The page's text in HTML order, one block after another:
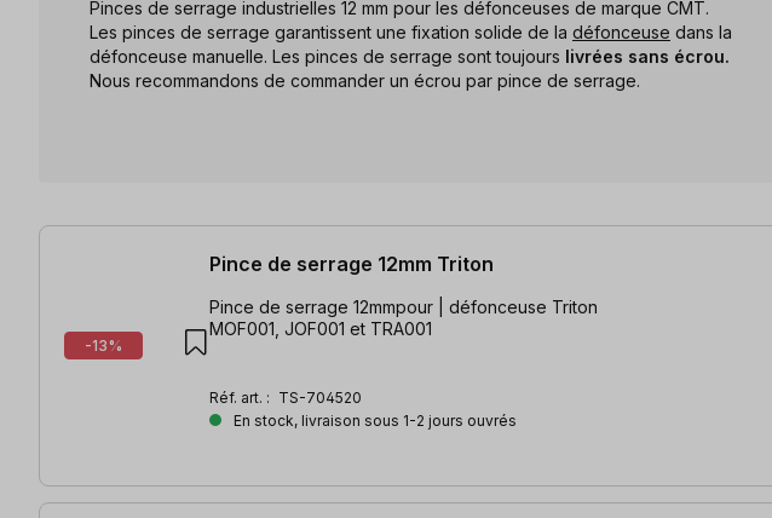
Pinces de serrage industrielles 12 mm pour les défonceuses de marque CMT.
Les pinces de serrage garantissent une fixation solide de la défonceuse dans la
défonceuse manuelle. Les pinces de serrage sont toujours livrées sans écrou.
Nous recommandons de commander un écrou par pince de serrage.
5 articles trouvés
-13%
Pince de serrage 12mm Triton
Pince de serrage 12mmpour | défonceuse Triton
MOF001, JOF001 et TRA001
Réf. art. : TS-704520
En stock, livraison sous 1-2 jours ouvrés